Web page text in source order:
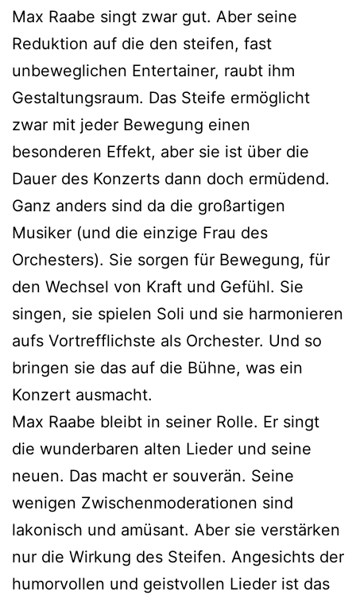
Max Raabe singt zwar gut. Aber seine
Reduktion auf die den steifen, fast
unbeweglichen Entertainer, raubt ihm
Gestaltungsraum. Das Steife ermöglicht
zwar mit jeder Bewegung einen
besonderen Effekt, aber sie ist über die
Dauer des Konzerts dann doch ermüdend.
Ganz anders sind da die großartigen
Musiker (und die einzige Frau des
Orchesters). Sie sorgen für Bewegung, für
den Wechsel von Kraft und Gefühl. Sie
singen, sie spielen Soli und sie harmonieren
aufs Vortrefflichste als Orchester. Und so
bringen sie das auf die Bühne, was ein
Konzert ausmacht.
Max Raabe bleibt in seiner Rolle. Er singt
die wunderbaren alten Lieder und seine
neuen. Das macht er souverän. Seine
wenigen Zwischenmoderationen sind
lakonisch und amüsant. Aber sie verstärken
nur die Wirkung des Steifen. Angesichts der
humorvollen und geistvollen Lieder ist das